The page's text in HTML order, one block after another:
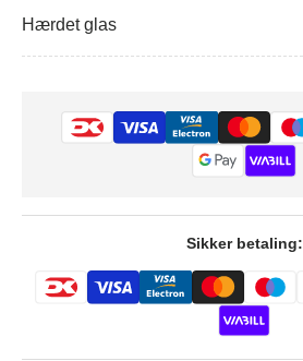
Hærdet glas
Sikker betaling: